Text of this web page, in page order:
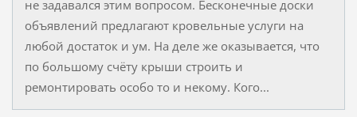
не задавался этим вопросом. Бесконечные доски
объявлений предлагают кровельные услуги на
любой достаток и ум. На деле же оказывается, что
по большому счёту крыши строить и
ремонтировать особо то и некому. Кого...